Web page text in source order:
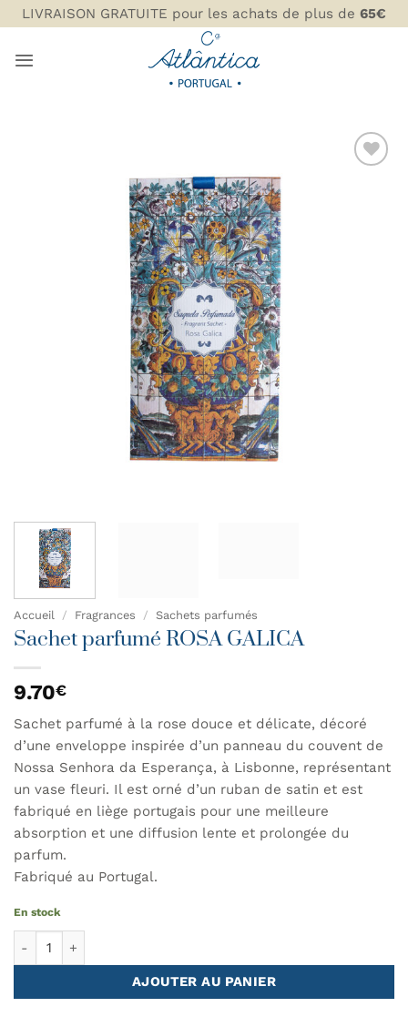
Passer
au
contenu
LIVRAISON GRATUITE pour les achats de plus de 65€
Accueil / Fragrances / Sachets parfumés
Sachet parfumé ROSA GALICA
9.70€
Sachet parfumé à la rose douce et délicate, décoré
d’une enveloppe inspirée d’un panneau du couvent de
Nossa Senhora da Esperança, à Lisbonne, représentant
un vase fleuri. Il est orné d’un ruban de satin et est
fabriqué en liège portugais pour une meilleure
absorption et une diffusion lente et prolongée du
parfum.
Fabriqué au Portugal.
En stock
AJOUTER AU PANIER